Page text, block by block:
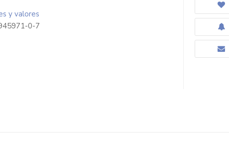
y valores
0-7